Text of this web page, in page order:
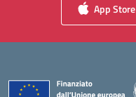
App Store